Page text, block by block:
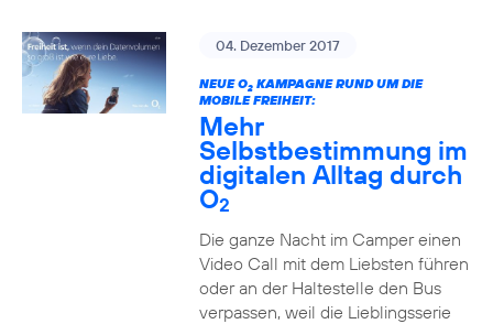
04. Dezember 2017
NEUE O2KAMPAGNE RUND UM DIE
MOBILE FREIHEIT:
Mehr
Selbstbestimmung im
digitalen Alltag durch
O2
Die ganze Nacht im Camper einen
Video Call mit dem Liebsten führen
oder an der Haltestelle den Bus
verpassen, weil die Lieblingsserie